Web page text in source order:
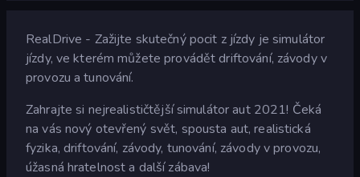
RealDrive - Zažijte skutečný pocit z jízdy je simulátor
jízdy, ve kterém můžete provádět driftování, závody v
provozu a tunování.
Zahrajte si nejrealističtější simulátor aut 2021! Čeká
na vás nový otevřený svět, spousta aut, realistická
fyzika, driftování, závody, tunování, závody v provozu,
úžasná hratelnost a další zábava!